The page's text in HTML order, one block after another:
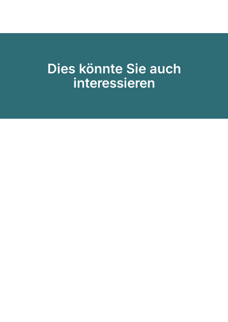
Dies könnte Sie auch
interessieren